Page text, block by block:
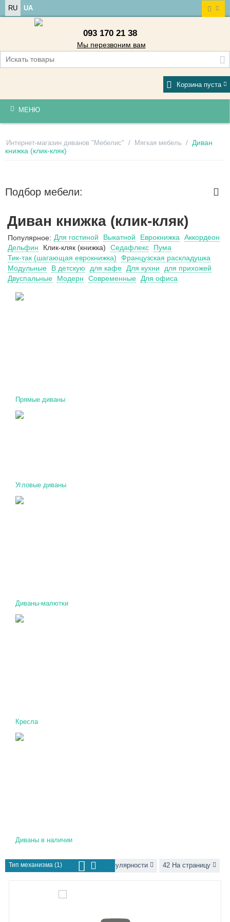
RU UA
093 170 21 38
Мы перезвоним вам
Корзина пуста
МЕНЮ
Интернет-магазин диванов "Мебелис" / Мягкая мебель / Диван
книжка (клик-кляк)
Подбор мебели:
Диван книжка (клик-кляк)
Популярное: Для гостиной Выкатной Еврокнижка
Аккордеон
Дельфин
Клик-кляк (книжка) Седафлекс
Пума
Тик-так (шагающая еврокнижка)
Французская раскладушка
Модульные
В детскую для кафе Для кухни
для прихожей
Двуспальные
Модерн Современные Для офиса
Прямые диваны
Угловые диваны
Диваны-малютки
Кресла
Диваны в наличии
Тип механизма (1)Сортировать по популярности 42 На страницу